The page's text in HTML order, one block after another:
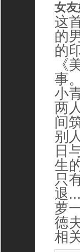
女
这
的
的
《
事
小
两
间
别
日
生
只
退
萝
德
相